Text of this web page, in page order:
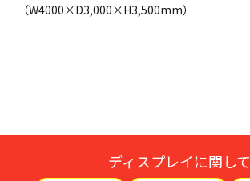
（W3,000×D3,000×H3,500mm）
ディスプレイに関して